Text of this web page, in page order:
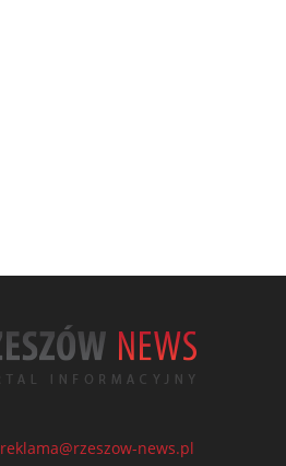
reklama@rzeszow-news.pl